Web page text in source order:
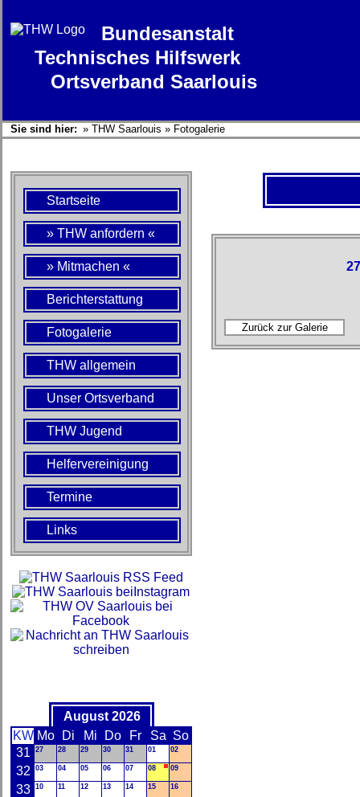
Bundesanstalt
Technisches Hilfswerk
Ortsverband Saarlouis
Sie sind hier: » THW Saarlouis » Fotogalerie
Startseite
» THW anfordern «
» Mitmachen «
Berichterstattung
Fotogalerie
THW allgemein
Unser Ortsverband
THW Jugend
Helfervereinigung
Termine
Links
August 2026
KW Mo Di Mi Do Fr Sa So
31
27 28 29 30 31 01 02
32 03 04 05 06 07 08 09
33 10 11 12 13 14 15 16